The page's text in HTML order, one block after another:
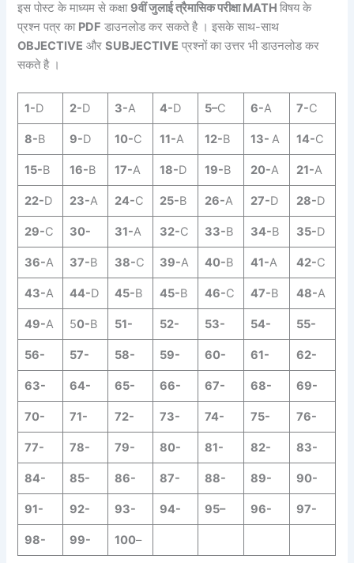
इस पोस्ट के माध्यम से कक्षा 9वीं जुलाई त्रैमासिक परीक्षा MATHविषय के
प्रश्न पत्र का PDF डाउनलोड कर सकते है । इसके साथ-साथ
OBJECTIVE औरSUBJECTIVE प्रश्नों का उत्तर भी डाउनलोड कर
सकते है ।
1-D 2-D 3-A 4-D 5–C 6-A 7-C
8-B 9-D 10-C 11-A 12-B 13- A 14-C
15-B 16-B 17-A 18-D 19-B 20-A 21-A
22-D 23-A 24-C 25-B 26-A 27-D 28-D
29-C 30- 31-A 32-C 33-B 34-B 35-D
36-A 37-B 38-C 39-A 40-B 41-A 42-C
43-A 44-D 45-B 45-B 46-C 47-B 48-A
49-A 50-B 51- 52- 53- 54- 55-
56- 57- 58- 59- 60- 61- 62-
63- 64- 65- 66- 67- 68- 69-
70- 71- 72- 73- 74- 75- 76-
77- 78- 79- 80- 81- 82- 83-
84- 85- 86- 87- 88- 89- 90-
91- 92- 93- 94- 95– 96- 97-
98- 99- 100–